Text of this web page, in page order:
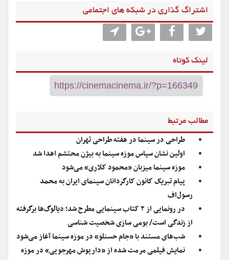
اشتراگ گذاری در شبکه های اجتماعی
لینک کوتاه
مطالب مرتبط
طراحی در سینما در هفته طراحی تهران
اولین نشان سپاس موزه سینما به بیژن محتشم اهدا شد
موزه سینما میزبان «محمود کلاری» می‌شود
پیام تبریک کانون کارگردانان سینمای ایران به محمد
رسول‌اف
در رونمایی از ۲ کتاب سینمایی مطرح شد؛ دیالوگ‌ها برگرفته
از زندگی است/ بومی سازی شخصیت شناسی
شب‌های مستند با «جام حسنلو» در موزه سینما آغاز می‌شود
نمایش فیلمی مرمت شده از «داریوش مهرجویی» در موزه